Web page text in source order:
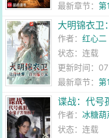
最新章节：第
大明锦衣卫
作者：红心二
状态：连载
更新时间：
最新章节：第
谍战：代号
作者：冰糖葫
状态：连载